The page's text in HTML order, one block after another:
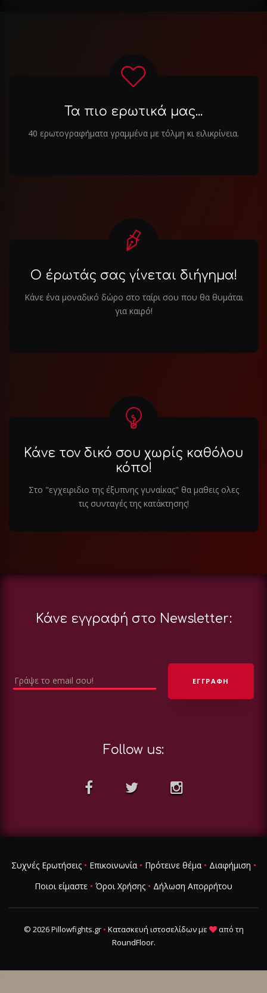
Τα πιο ερωτικά μας...
40 ερωτογραφήματα γραμμένα με τόλμη κι ειλικρίνεια.
Ο έρωτάς σας γίνεται διήγημα!
Κάνε ένα μοναδικό δώρο στο ταίρι σου που θα θυμάται
για καιρό!
Κάνε τον δικό σου χωρίς καθόλου
κόπο!
Στο "εγχειριδιο της έξυπνης γυναίκας" θα μαθεις ολες
τις συνταγές της κατάκτησης!
Κάνε εγγραφή στο Newsletter:
Follow us:
Συχνές Ερωτήσεις• Επικοινωνία• Πρότεινε θέμα• Διαφήμιση •
Ποιοι είμαστε • Όροι Χρήσης • Δήλωση Απορρήτου
© 2026 Pillowfights.gr • Κατασκευή ιστοσελίδωνμε
από τη
RoundFloor.